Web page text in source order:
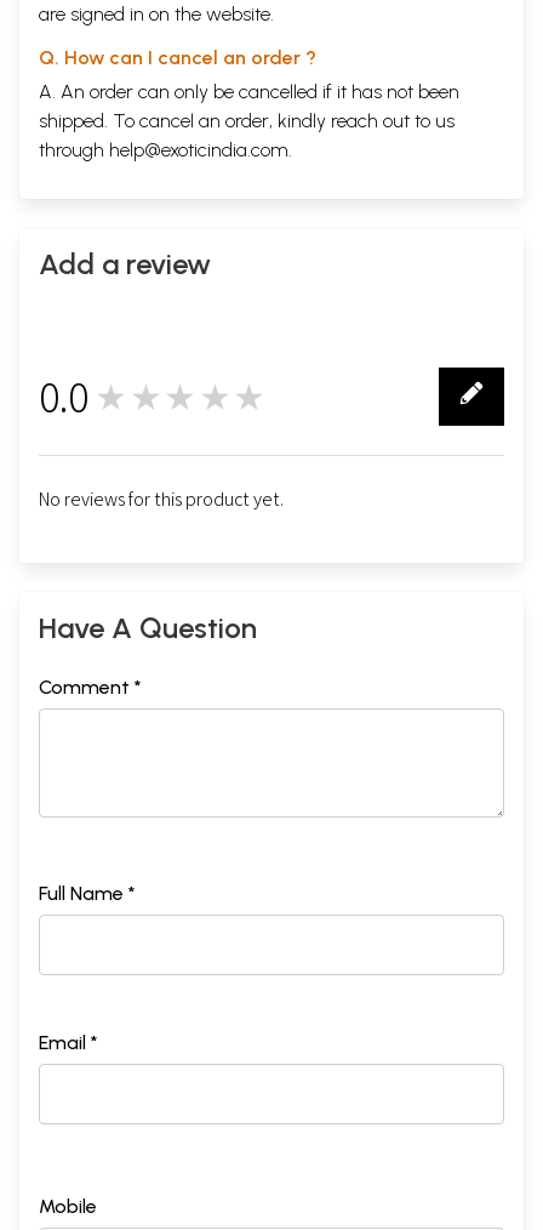
are signed in on the website.
Q. How can I cancel an order ?
A. An order can only be cancelled if it has not been
shipped. To cancel an order, kindly reach out to us
through help@exoticindia.com.
Add a review
0.0 ★★★★★
No reviews for this product yet.
Have A Question
Comment *
Full Name *
Email *
Mobile